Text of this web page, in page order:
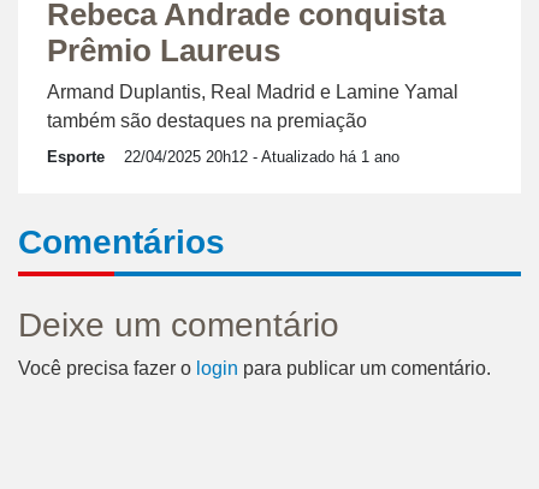
Rebeca Andrade conquista
Prêmio Laureus
Armand Duplantis, Real Madrid e Lamine Yamal
também são destaques na premiação
Esporte 22/04/2025 20h12 - Atualizado há 1 ano
Comentários
Deixe um comentário
Você precisa fazer o login para publicar um comentário.